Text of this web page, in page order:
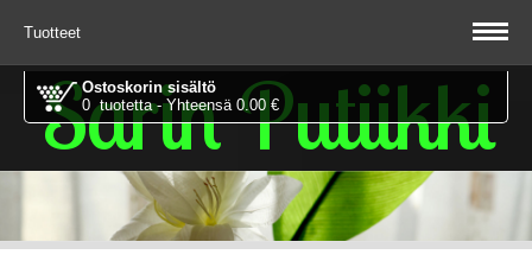
Tuotteet
Ostoskorin sisältö
0 tuotetta - Yhteensä 0.00 €
Sarin Putiikki